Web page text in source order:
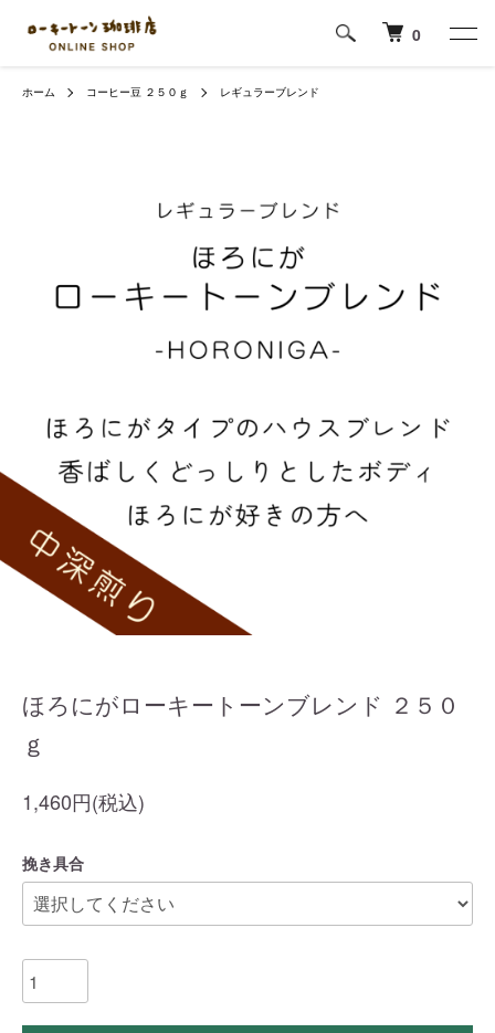
0
ホーム コーヒー豆 ２５０ｇ レギュラーブレンド
ほろにがローキートーンブレンド ２５０
ｇ
1,460円(税込)
挽き具合